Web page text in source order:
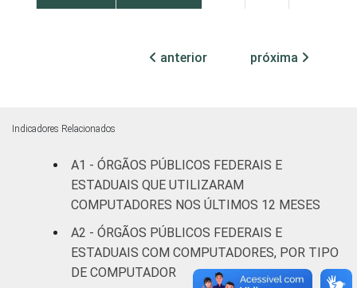
declarado
Sociedade da Informação (Cetic.br),
informação e comunicação no setor público
brasileiro - TIC Governo Eletrônico 2017
anterior próxima
Indicadores Relacionados
A1 - ÓRGÃOS PÚBLICOS FEDERAIS E
ESTADUAIS QUE UTILIZARAM
COMPUTADORES NOS ÚLTIMOS 12 MESES
A2 - ÓRGÃOS PÚBLICOS FEDERAIS E
ESTADUAIS COM COMPUTADORES, POR TIPO
DE COMPUTADOR